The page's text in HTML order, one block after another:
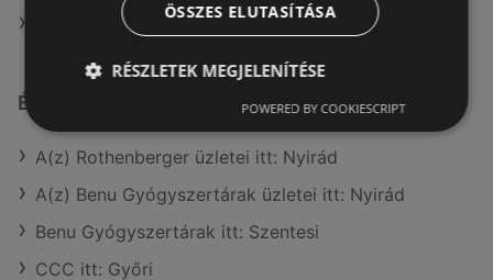
A(z) G'Roby ajánlatai
Érdeklődésre számot tartó elemek itt:
A(z) Rothenberger üzletei itt: Nyirád
A(z) Benu Gyógyszertárak üzletei itt: Nyirád
Benu Gyógyszertárak itt: Szentesi
CCC itt: Győri
ÖSSZES ELUTASÍTÁSA
RÉSZLETEK MEGJELENÍTÉSE
POWERED BY COOKIESCRIPT